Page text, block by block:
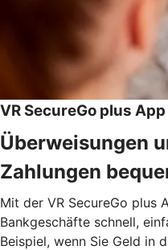
VR SecureGo plus App
Überweisungen
Zahlungen
Mit der VR SecureGo plus
Bankgeschäfte schnell,
Beispiel, wenn Sie Geld in